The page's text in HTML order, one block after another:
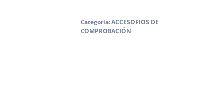
PRUEBAS
cantidad
Categoría:ACCESORIOS DE
COMPROBACIÓN